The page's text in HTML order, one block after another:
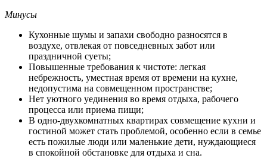
Минусы
Кухонные шумы и запахи свободно разносятся в
воздухе, отвлекая от повседневных забот или
праздничной суеты;
Повышенные требования к чистоте: легкая
небрежность, уместная время от времени на кухне,
недопустима на совмещенном пространстве;
Нет уютного уединения во время отдыха, рабочего
процесса или приема пищи;
В одно-двухкомнатных квартирах совмещение кухни и
гостиной может стать проблемой, особенно если в семье
есть пожилые люди или маленькие дети, нуждающиеся
в спокойной обстановке для отдыха и сна.